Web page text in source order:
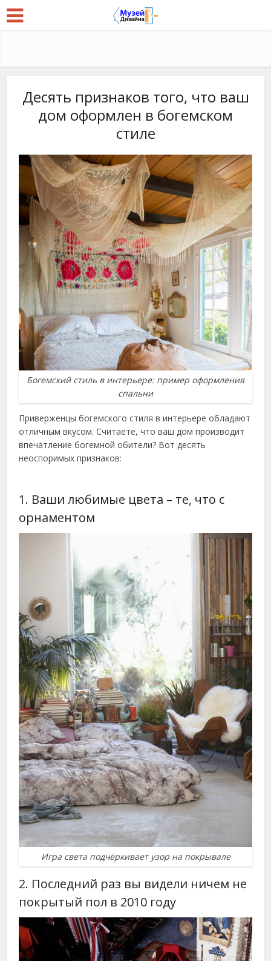
Десять признаков того, что ваш
дом оформлен в богемском
стиле
Богемский стиль в интерьере: пример оформления
спальни
Приверженцы богемского стиля в интерьере обладают
отличным вкусом. Считаете, что ваш дом производит
впечатление богемной обители? Вот десять
неоспоримых признаков:
1. Ваши любимые цвета – те, что с
орнаментом
Игра света подчёркивает узор на покрывале
2. Последний раз вы видели ничем не
покрытый пол в 2010 году